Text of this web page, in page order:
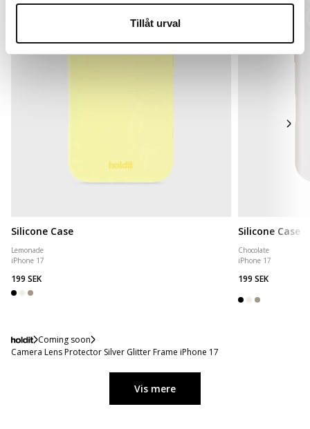
Tillåt urval
Silicone Case
Lemonade
iPhone 17
199 SEK
Silicone Case
Chocolate
iPhone 17
199 SEK
Coming soon
Camera Lens Protector Silver Glitter Frame iPhone 17
Vis mere